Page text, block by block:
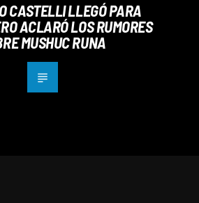
CASTELLI LLEGÓ PARA
ACLARÓ LOS RUMORES
MUSHUC RUNA